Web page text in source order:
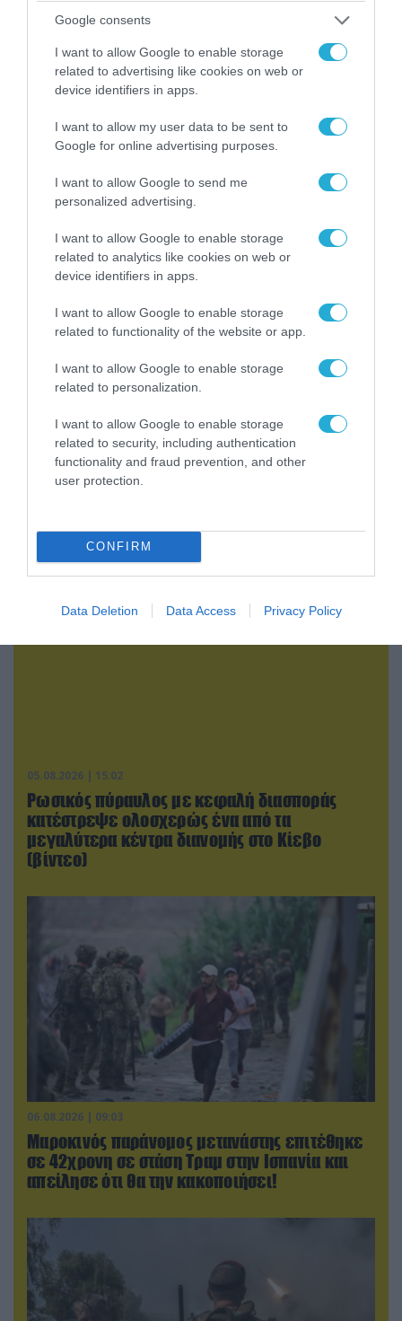
Google consents
I want to allow Google to enable storage
related to advertising like cookies on web or
device identifiers in apps.
I want to allow my user data to be sent to
Google for online advertising purposes.
I want to allow Google to send me
personalized advertising.
I want to allow Google to enable storage
related to analytics like cookies on web or
device identifiers in apps.
I want to allow Google to enable storage
related to functionality of the website or app.
I want to allow Google to enable storage
related to personalization.
I want to allow Google to enable storage
related to security, including authentication
functionality and fraud prevention, and other
user protection.
CONFIRM
Data Deletion Data Access Privacy Policy
05.08.2026 | 22:02
Το Ομάν συμφώνησε ότι τα Στενά του Ορμούζ
είναι υπό ιρανική κυριαρχία και επιτεύχθηκε
συμφωνία
05.08.2026 | 20:02
Η Κίνα επέδειξε για πρώτη φορά την
05.08.2026 | 15:02
Ρωσικός πύραυλος με κεφαλή διασποράς
κατέστρεψε ολοσχερώς ένα από τα
μεγαλύτερα κέντρα διανομής στο Κίεβο
(βίντεο)
06.08.2026 | 09:03
Μαροκινός παράνομος μετανάστης επιτέθηκε
σε 42χρονη σε στάση Τραμ στην Ισπανία και
απείλησε ότι θα την κακοποιήσει!